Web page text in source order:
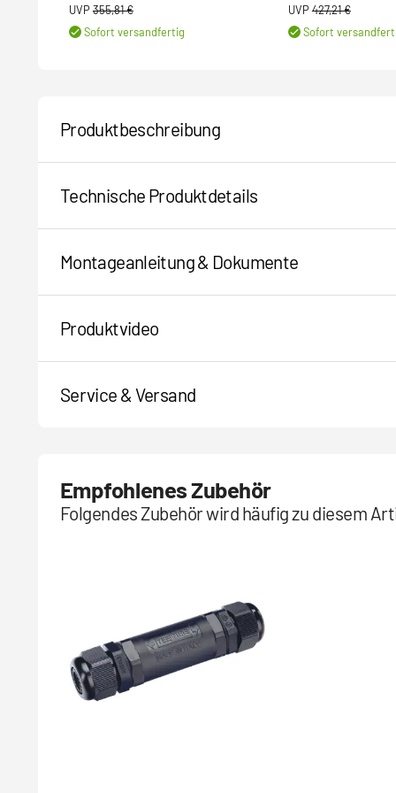
UVP 355,81 €
Sofort versandfertig
UVP 427,21 €
Sofort
Produktbeschreibung
Technische Produktdetails
Montageanleitung & Dokumente
Produktvideo
Service & Versand
Empfohlenes Zubehör
Folgendes Zubehör wird häufig zu diesem